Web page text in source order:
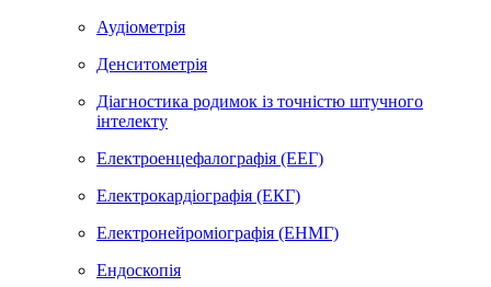
Аудіометрія
Денситометрія
Діагностика родимок із точністю штучного
інтелекту
Електроенцефалографія (ЕЕГ)
Електрокардіографія (ЕКГ)
Електронейроміографія (ЕНМГ)
Ендоскопія